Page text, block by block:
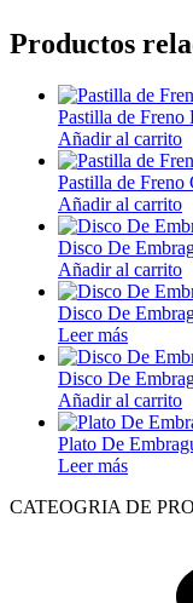
Productos
Pastilla de
Añadir al carrito
Pastilla de
Añadir al carrito
Disco De
Añadir al carrito
Disco De
Leer más
Disco De
Añadir al carrito
Plato De
Leer más
CATEOGRIA DE